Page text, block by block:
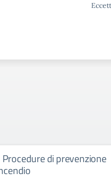
di prevenzione